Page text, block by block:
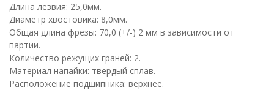
Длина лезвия: 25,0мм.
Диаметр хвостовика: 8,0мм.
Общая длина фрезы: 70,0 (+/-) 2 мм в зависимости от
партии.
Количество режущих граней: 2.
Материал напайки: твердый сплав.
Расположение подшипника: верхнее.